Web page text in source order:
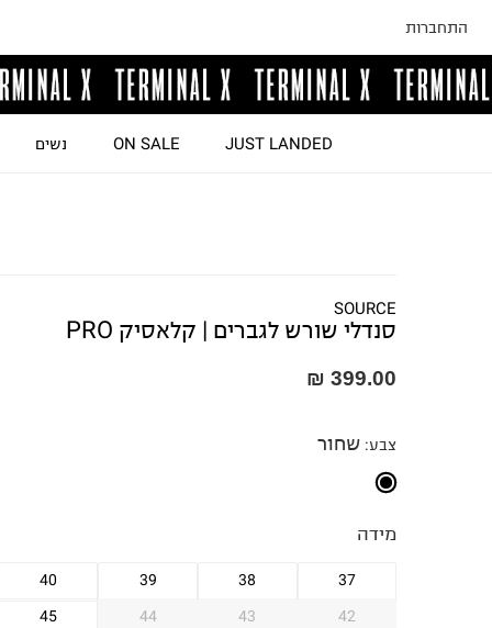
התחברות
JUST LANDED
ON SALE נשים
SOURCE
סנדלי שורש לגברים | קלאסיק PRO
399.00 ₪
צבע: שחור
מידה
37
38
39
40
42
43
44
45